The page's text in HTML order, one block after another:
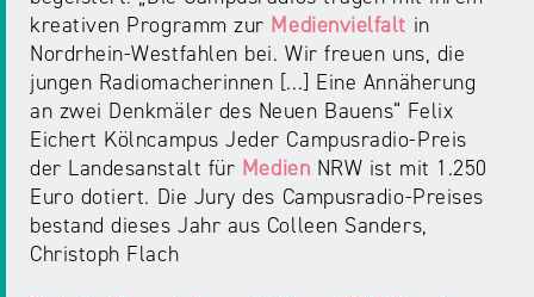
kreativen Programm zur Medienvielfalt in
Nordrhein-Westfahlen bei. Wir freuen uns, die
jungen Radiomacherinnen [...] Eine Annäherung
an zwei Denkmäler des Neuen Bauens“ Felix
Eichert Kölncampus Jeder Campusradio-Preis
der Landesanstalt für Medien NRW ist mit 1.250
Euro dotiert. Die Jury des Campusradio-Preises
bestand dieses Jahr aus Colleen Sanders,
Christoph Flach